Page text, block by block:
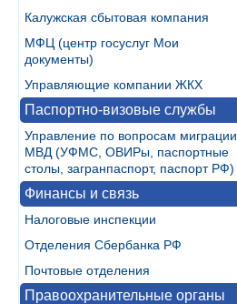
Калужская сбытовая компания
МФЦ (центр госуслуг Мои
документы)
Управляющие компании ЖКХ
Паспортно-визовые службы
Управление по вопросам миграции
МВД (УФМС, ОВИРы, паспортные
столы, загранпаспорт, паспорт РФ)
Финансы и связь
Налоговые инспекции
Отделения Сбербанка РФ
Почтовые отделения
Правоохранительные органы